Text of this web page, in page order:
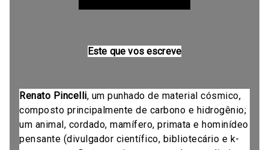
Este que vos escreve
Renato Pincelli, um punhado de material cósmico,
composto principalmente de carbono e hidrogênio;
um animal, cordado, mamífero, primata e hominídeo
pensante (divulgador científico, bibliotecário e k-